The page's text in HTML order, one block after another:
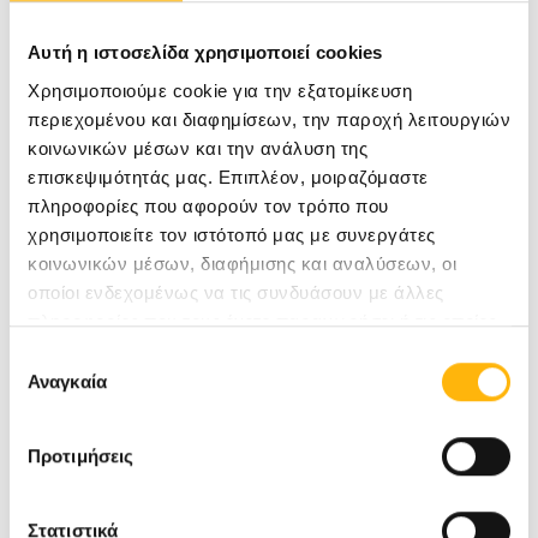
Αυτή η ιστοσελίδα χρησιμοποιεί cookies
Χρησιμοποιούμε cookie για την εξατομίκευση
περιεχομένου και διαφημίσεων, την παροχή λειτουργιών
κοινωνικών μέσων και την ανάλυση της
επισκεψιμότητάς μας. Επιπλέον, μοιραζόμαστε
πληροφορίες που αφορούν τον τρόπο που
χρησιμοποιείτε τον ιστότοπό μας με συνεργάτες
κοινωνικών μέσων, διαφήμισης και αναλύσεων, οι
οποίοι ενδεχομένως να τις συνδυάσουν με άλλες
πληροφορίες που τους έχετε παραχωρήσει ή τις οποίες
των υπηρεσιών τους.
συγκατάθεσης
Αναγκαία
Προτιμήσεις
Στατιστικά
πυελικού εδάφους, ινομυωμάτων και
ενδομητρίωσης,
καθώς και στις ογκολογικές γυναικολογικές
επεμβάσεις. Στη Θωρακοχειρουργική, βρίσκει
εφαρμογή σε επεμβάσεις πνεύμονα και
μεσοθωρακίου.
Σχολιάζοντας την επένδυση, ο Διευθύνων
Ανδρούτσος, δήλωσε: